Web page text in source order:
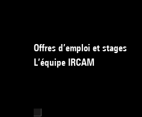
Offres d’emploi et stages
L’équipe IRCAM